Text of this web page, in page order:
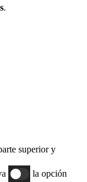
.
superior y
la opción